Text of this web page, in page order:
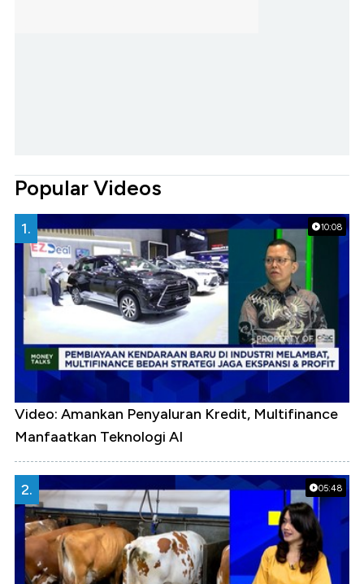
Popular Videos
10:08
1.
Video: Amankan Penyaluran Kredit, Multifinance
Manfaatkan Teknologi AI
05:48
2.